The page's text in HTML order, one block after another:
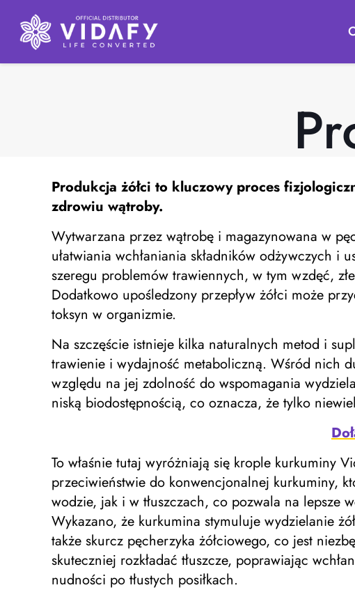
Produkcja żółci to kluczowy proces
zdrowiu wątroby.
Wytwarzana przez wątrobę i magazynowana w
ułatwiania wchłaniania składników odżywczych
szeregu problemów trawiennych, w tym wzdęć,
Dodatkowo upośledzony przepływ żółci może
toksyn w organizmie.
Na szczęście istnieje kilka naturalnych metod i
trawienie i wydajność metaboliczną. Wśród nich
względu na jej zdolność do wspomagania
niską biodostępnością, co oznacza, że ​​tylko
To właśnie tutaj wyróżniają się krople kurkuminy
przeciwieństwie do konwencjonalnej kurkuminy,
wodzie, jak i w tłuszczach, co pozwala na lepsze
Wykazano, że kurkumina stymuluje wydzielanie
także skurcz pęcherzyka żółciowego, co jest
skuteczniej rozkładać tłuszcze, poprawiając
nudności po tłustych posiłkach.